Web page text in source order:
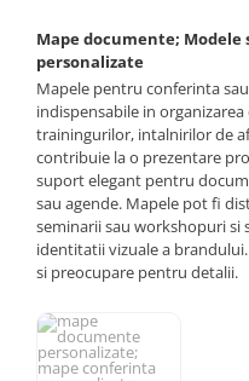
Mape documente;
personalizate
Mapele pentru conferinta
indispensabile in
trainingurilor, intalnirilor de
contribuie la o prezentare
suport elegant pentru
sau agende. Mapele pot fi
seminarii sau workshopuri
identitatii vizuale a
si preocupare pentru detalii.